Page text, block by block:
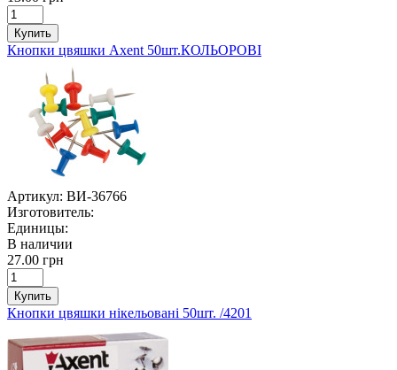
Купить
Кнопки цвяшки Axent 50шт.КОЛЬОРОВІ
Артикул: ВИ-36766
Изготовитель:
Единицы:
В наличии
27.00 грн
Купить
Кнопки цвяшки нікельовані 50шт. /4201